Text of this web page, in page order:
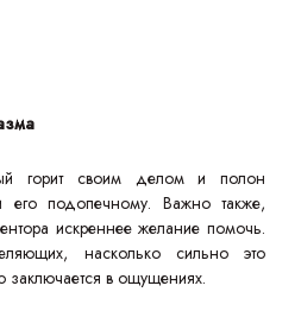
горит своим делом и полон
его подопечному. Важно также,
искреннее желание помочь.
насколько сильно это
заключается в ощущениях.